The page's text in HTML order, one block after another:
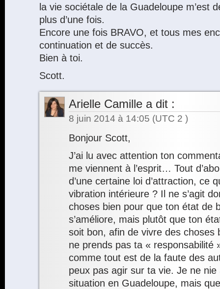
la vie sociétale de la Guadeloupe m’est
plus d’une fois.
Encore une fois BRAVO, et tous mes
continuation et de succès.
Bien à toi.
Scott.
Arielle Camille a dit :
8 juin 2014 à 14:05 (UTC 2 )
Bonjour Scott,
J’ai lu avec attention ton
me viennent à l’esprit… Tout
d’une certaine loi d’attraction, ce
vibration intérieure ? Il ne s’agit
choses bien pour que ton état de
s’améliore, mais plutôt que ton
soit bon, afin de vivre des choses
ne prends pas ta « responsabilité
comme tout est de la faute des
peux pas agir sur ta vie. Je ne
situation en Guadeloupe, mais